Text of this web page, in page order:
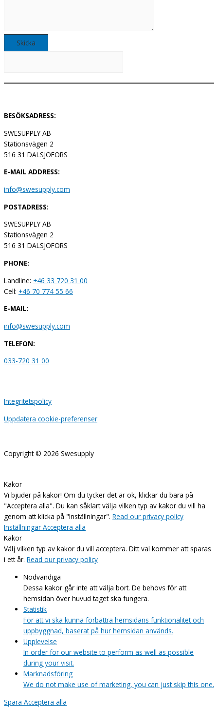
BESÖKSADRESS:
SWESUPPLY AB
Stationsvägen 2
516 31 DALSJÖFORS
E-MAIL ADDRESS:
info@swesupply.com
POSTADRESS:
SWESUPPLY AB
Stationsvägen 2
516 31 DALSJÖFORS
PHONE:
Landline: +46 33 720 31 00
Cell: +46 70 774 55 66
E-MAIL:
info@swesupply.com
TELEFON:
033-720 31 00
Integritetspolicy
Uppdatera cookie-preferenser
Copyright © 2026 Swesupply
Kakor
Vi bjuder på kakor! Om du tycker det är ok, klickar du bara på
"Acceptera alla". Du kan såklart välja vilken typ av kakor du vill ha
genom att klicka på "Inställningar". Read our privacy policy
Inställningar Acceptera alla
Kakor
Välj vilken typ av kakor du vill acceptera. Ditt val kommer att sparas
i ett år. Read our privacy policy
Nödvändiga
Dessa kakor går inte att välja bort. De behövs för att
hemsidan över huvud taget ska fungera.
Statistik
För att vi ska kunna förbättra hemsidans funktionalitet och
uppbyggnad, baserat på hur hemsidan används.
Upplevelse
In order for our website to perform as well as possible
during your visit.
Marknadsföring
We do not make use of marketing, you can just skip this one.
Spara Acceptera alla